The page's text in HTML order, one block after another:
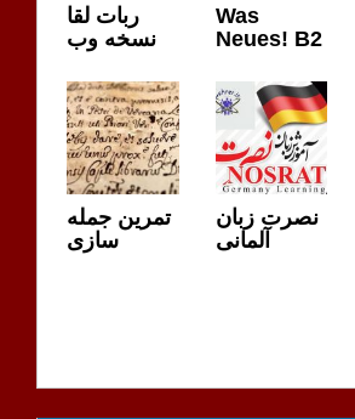
ربات لقا
نسخه وب
Was
Neues! B2
تمرین جمله
سازی
نصرت زبان
آلمانی